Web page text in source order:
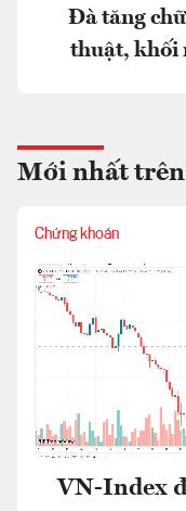
Đà tăng
thuật, khối
Mới nhất trên
Chứng khoán
VN-Index